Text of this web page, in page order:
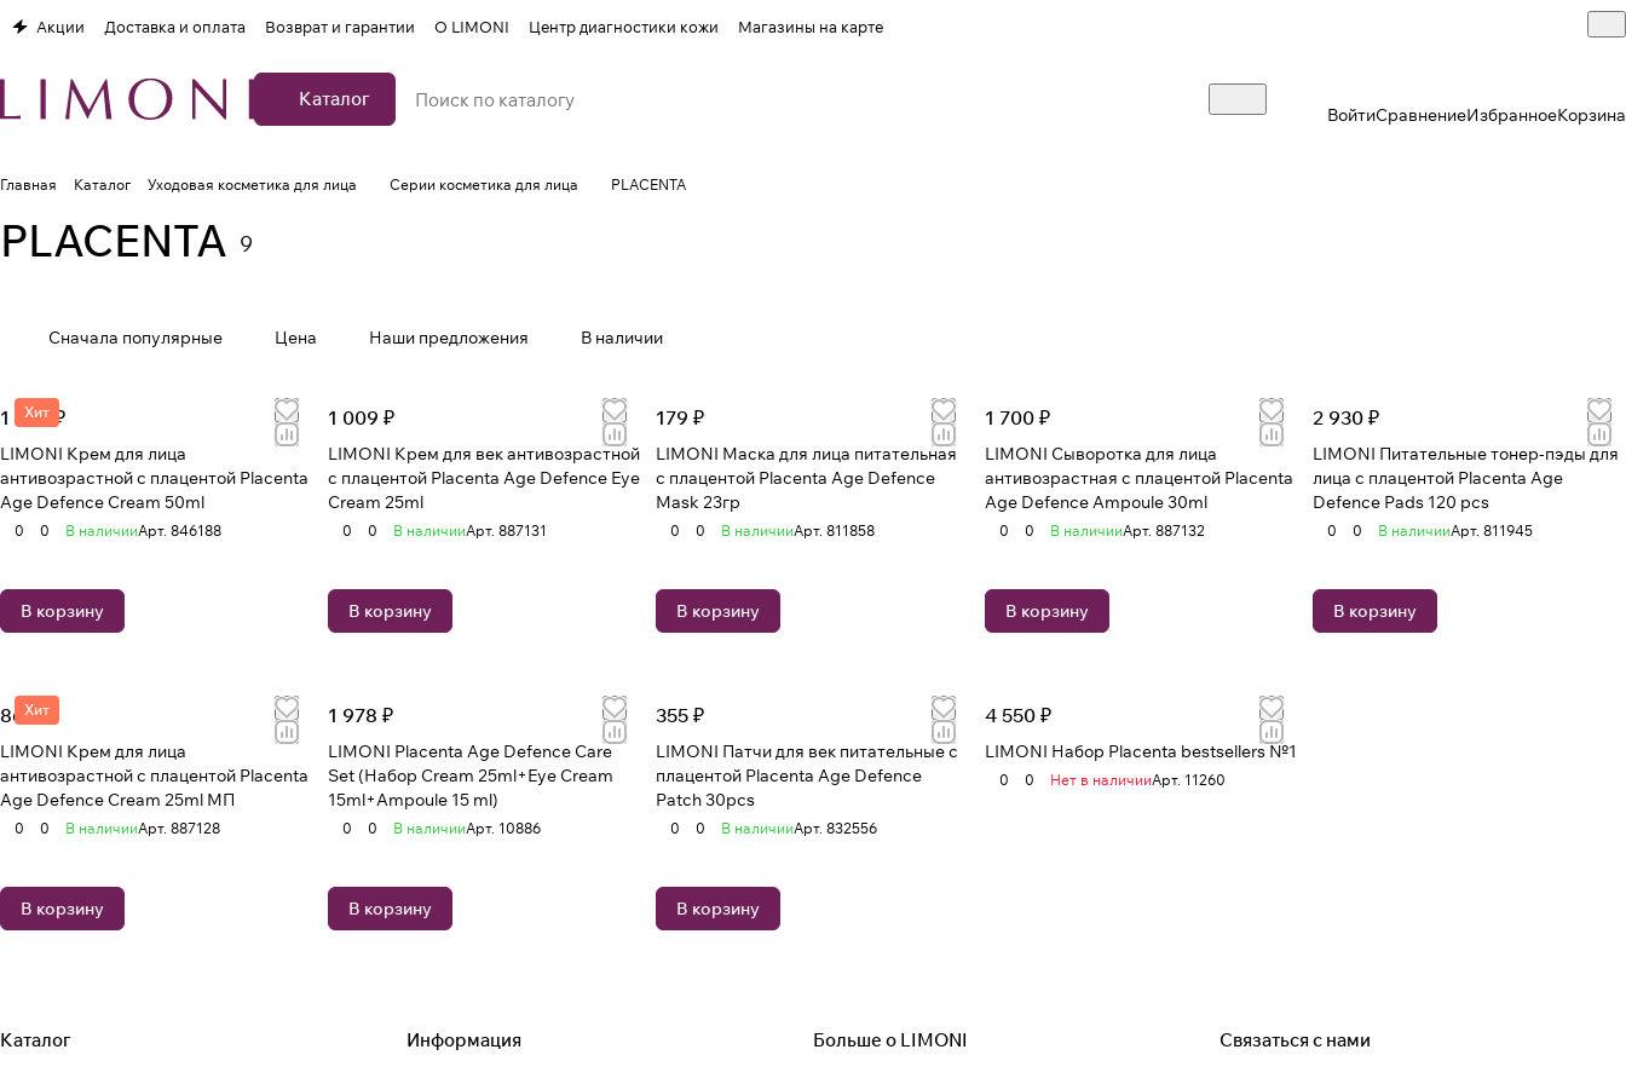
Акции Доставка и оплата Возврат и гарантии О LIMONI Центр диагностики кожи Магазины на карте
Каталог
ВойтиСравнениеИзбранноеКорзина
Главная Каталог Уходовая косметика для лица Серии косметика для лица PLACENTA
PLACENTA 9
Сначала популярные Цена Наши предложения В наличии
Хит
1 670 ₽
LIMONI Крем для лица
антивозрастной с плацентой Placenta
Age Defenсe Cream 50ml
0 0 В наличииАрт. 846188
В корзину
1 009 ₽
LIMONI Крем для век антивозрастной
с плацентой Placenta Age Defenсe Eye
Cream 25ml
0 0 В наличииАрт.887131
В корзину
179 ₽
LIMONI Маска для лица питательная
с плацентой Placenta Age Defence
Mask 23гр
0 0 В наличииАрт.811858
В корзину
1 700 ₽
LIMONI Сыворотка для лица
антивозрастная с плацентой Placenta
Age Defenсe Ampoule 30ml
0 0 В наличииАрт. 887132
В корзину
2 930 ₽
LIMONI Питательные тонер-пэды для
лица с плацентой Placenta Age
Defence Pads 120 pcs
0 0 В наличииАрт. 811945
В корзину
Хит
869 ₽
LIMONI Крем для лица
антивозрастной с плацентой Placenta
Age Defenсe Cream 25ml МП
0 0 В наличииАрт. 887128
В корзину
1 978 ₽
LIMONI Placenta Age Defenсe Care
Set (Набор Cream 25ml+Eye Cream
15ml+Ampoule 15 ml)
0 0 В наличииАрт. 10886
В корзину
355 ₽
LIMONI Патчи для век питательные с
плацентой Placenta Age Defence
Patch 30pcs
0 0 В наличииАрт.832556
В корзину
4 550 ₽
LIMONI Набор Placenta bestsellers №1
0 0 Нет в наличииАрт. 11260
Каталог Информация Больше о LIMONI Связаться с нами